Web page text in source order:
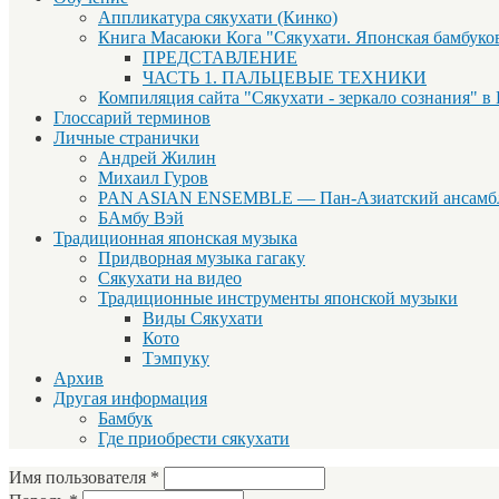
Аппликатура сякухати (Кинко)
Книга Масаюки Кога "Сякухати. Японская
ПРЕДСТАВЛЕНИЕ
ЧАСТЬ 1. ПАЛЬЦЕВЫЕ ТЕХНИКИ
Компиляция сайта "Сякухати - зеркало сознания" в
Глоссарий терминов
Личные странички
Андрей Жилин
Михаил Гуров
PAN ASIAN ENSEMBLE — Пан-Азиатский
БАмбу Вэй
Традиционная японская музыка
Придворная музыка гагаку
Сякухати на видео
Традиционные инструменты японской музыки
Виды Сякухати
Кото
Тэмпуку
Архив
Другая информация
Бамбук
Где приобрести сякухати
Имя пользователя *